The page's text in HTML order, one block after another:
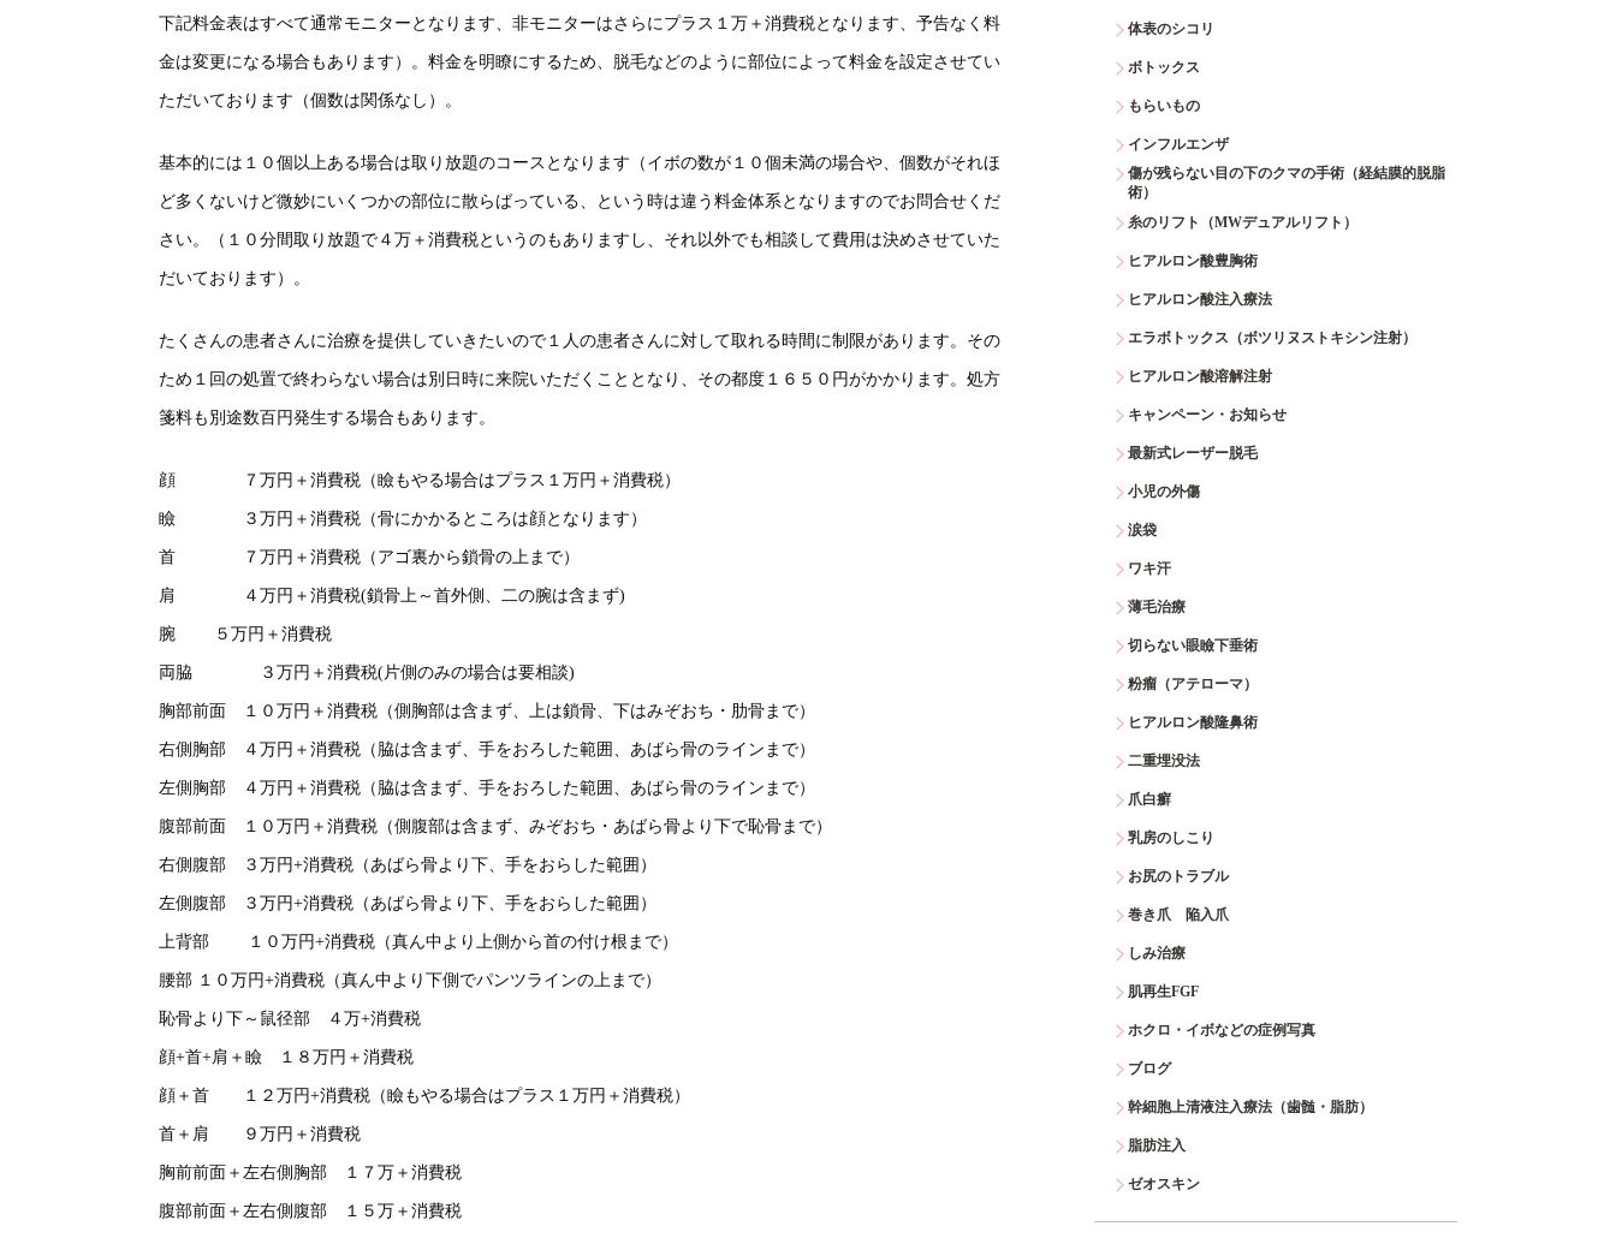
下記料金表はすべて通常モニターとなります、非モニターはさらにプラス１万＋消費税となります、予告なく料
金は変更になる場合もあります）。料金を明瞭にするため、脱毛などのように部位によって料金を設定させてい
ただいております（個数は関係なし）。
基本的には １０ 個以上ある場合は取り放題のコースとなります（イボの数が１０個未満の場合や、個数がそれほ
ど多くないけど微妙にいくつかの部位に散らばっている、という時は違う料金体系となりますのでお問合せくだ
さい。（ １０ 分間取り放題で ４ 万＋消費税というのもありますし、それ以外でも相談して費用は決めさせていた
だいております）。
たくさんの患者さんに治療を提供していきたいので１人の患者さんに対して取れる時間に制限があります。その
ため１回の処置で終わらない場合は別日時に来院いただくこととなり、その都度 １６５０ 円がかかります。処方
箋料も別途数百円発生する場合もあります。
顔 ７万円＋消費税（瞼もやる場合はプラス１万円＋消費税）
瞼 ３万円＋消費税（骨にかかるところは顔となります）
首 ７万円＋消費税（アゴ裏から鎖骨の上まで）
肩 ４万円＋消費税(鎖骨上～首外側、二の腕は含まず)
腕 ５万円＋消費税
両脇 ３万円＋消費税(片側のみの場合は要相談)
胸部前面 １０万円＋消費税（側胸部は含まず、上は鎖骨、下はみぞおち・肋骨まで）
右側胸部 ４万円＋消費税（脇は含まず、手をおろした範囲、あばら骨のラインまで）
左側胸部 ４万円＋消費税（脇は含まず、手をおろした範囲、あばら骨のラインまで）
腹部前面 １０万円＋消費税（側腹部は含まず、みぞおち・あばら骨より下で恥骨まで）
右側腹部 ３万円+消費税（あばら骨より下、手をおらした範囲）
左側腹部 ３万円+消費税（あばら骨より下、手をおらした範囲）
上背部 １０万円+消費税（真ん中より上側から首の付け根まで）
腰部 １０万円+消費税（真ん中より下側でパンツラインの上まで）
恥骨より下～鼠径部 ４万+消費税
顔+首+肩＋瞼 １８万円＋消費税
顔＋首 １２万円+消費税（瞼もやる場合はプラス１万円＋消費税）
首＋肩 ９万円＋消費税
胸前前面＋左右側胸部 １７万＋消費税
腹部前面＋左右側腹部 １５万＋消費税
体表のシコリ
ボトックス
もらいもの
インフルエンザ
傷が残らない目の下のクマの手術（経結膜的脱脂
術）
糸のリフト（MWデュアルリフト）
ヒアルロン酸豊胸術
ヒアルロン酸注入療法
エラボトックス（ボツリヌストキシン注射）
ヒアルロン酸溶解注射
キャンペーン・お知らせ
最新式レーザー脱毛
小児の外傷
涙袋
ワキ汗
薄毛治療
切らない眼瞼下垂術
粉瘤（アテローマ）
ヒアルロン酸隆鼻術
二重埋没法
爪白癬
乳房のしこり
お尻のトラブル
巻き爪 陥入爪
しみ治療
肌再生FGF
ホクロ・イボなどの症例写真
ブログ
幹細胞上清液注入療法（歯髄・脂肪）
脂肪注入
ゼオスキン